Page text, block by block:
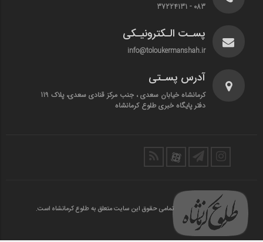
083 - 37224131
پسـت الـکترونیـکی
info@toloukermanshah.ir
آدرس پسـتی
کرمانشاه خیابان سعدی ، جنب مرکز قنادی سعدی، پلاک 119
دفتر پایگاه خبری طلوع کرمانشاه
تمامی حقوق این سایت متعلق به طلوع کرمانشاه است.